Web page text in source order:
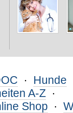
· Hunde
A-Z ·
Shop ·